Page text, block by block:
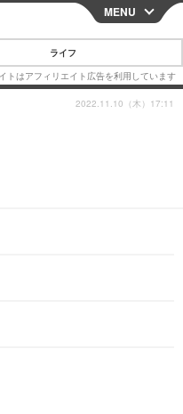
CLOSE
MENU
ライフ
2022.11.10（木）17:11